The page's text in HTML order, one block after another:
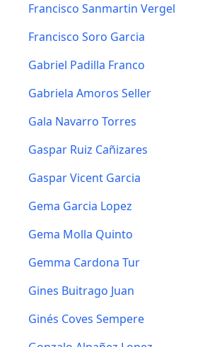
Francisco Sanmartin Vergel
Francisco Soro Garcia
Gabriel Padilla Franco
Gabriela Amoros Seller
Gala Navarro Torres
Gaspar Ruiz Cañizares
Gaspar Vicent Garcia
Gema Garcia Lopez
Gema Molla Quinto
Gemma Cardona Tur
Gines Buitrago Juan
Ginés Coves Sempere